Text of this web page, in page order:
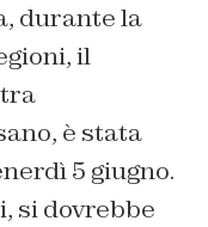
durante la
il
è stata
5 giugno.
si dovrebbe